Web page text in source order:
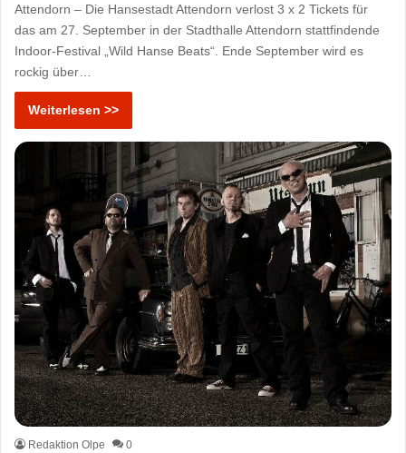
Attendorn – Die Hansestadt Attendorn verlost 3 x 2 Tickets für
das am 27. September in der Stadthalle Attendorn stattfindende
Indoor-Festival „Wild Hanse Beats“. Ende September wird es
rockig über…
Weiterlesen >>
Redaktion Olpe 0